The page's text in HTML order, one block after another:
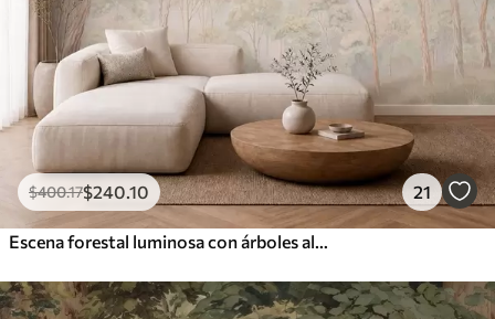
$400.17$240 .10 21